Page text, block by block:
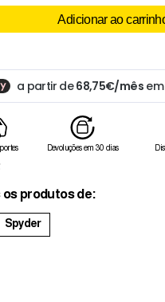
Adicionar ao
Devoluções em 30 dias
os produtos de:
Spyder